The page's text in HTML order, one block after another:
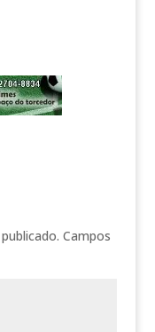
Campos